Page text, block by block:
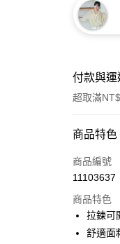
付款與
超取滿
付款方式
信用卡一
超商取貨
LINE Pay
商品特色
商品編號
11103637
商品特色
拉鍊可
舒適面